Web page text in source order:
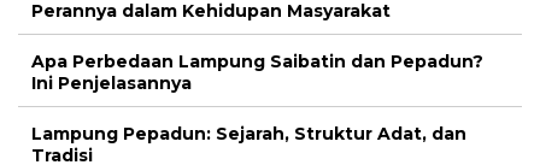
Perannya dalam Kehidupan Masyarakat
Apa Perbedaan Lampung Saibatin dan Pepadun?
Ini Penjelasannya
Lampung Pepadun: Sejarah, Struktur Adat, dan
Tradisi